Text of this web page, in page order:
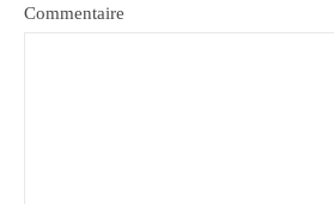
Commentaire